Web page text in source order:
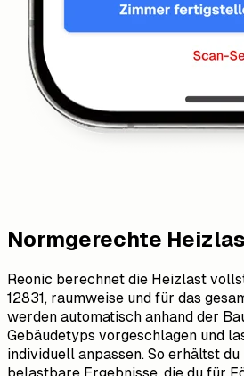
Normgerechte
Reonic berechnet die Heizlast
12831, raumweise und für das
werden automatisch anhand der
Gebäudetyps vorgeschlagen und
individuell anpassen. So erhältst du